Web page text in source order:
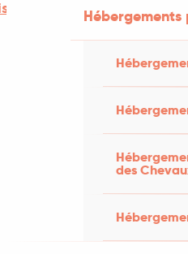
des
en train !